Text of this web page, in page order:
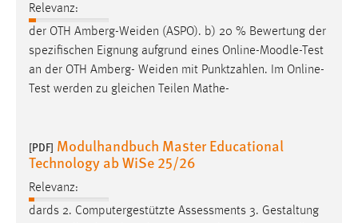
Relevanz:
der OTH Amberg-Weiden (ASPO). b) 20 % Bewertung der
spezifischen Eignung aufgrund eines Online-Moodle-Test
an der OTH Amberg- Weiden mit Punktzahlen. Im Online-
Test werden zu gleichen Teilen Mathe-
[PDF] Modulhandbuch Master Educational
Technology ab WiSe 25/26
Relevanz:
dards 2. Computergestützte Assessments 3. Gestaltung
Vimeo